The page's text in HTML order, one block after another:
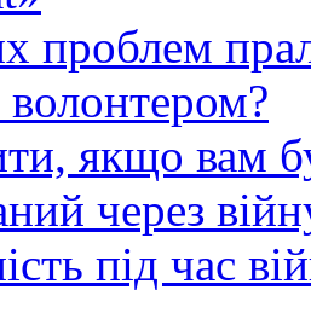
проблем
якщо вам
через
під час